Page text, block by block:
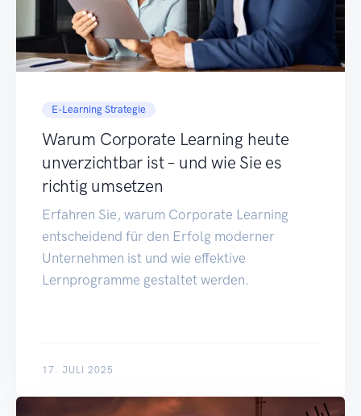
E-Learning Strategie
Warum Corporate Learning heute
unverzichtbar ist – und wie Sie es
richtig umsetzen
Erfahren Sie, warum Corporate Learning
entscheidend für den Erfolg moderner
Unternehmen ist und wie effektive
Lernprogramme gestaltet werden.
17. JULI 2025